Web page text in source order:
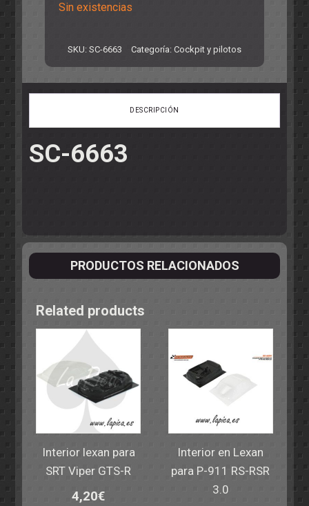
Sin existencias
SKU: SC-6663 Categoría: Cockpit y pilotos
DESCRIPCIÓN
SC-6663
PRODUCTOS RELACIONADOS
Related products
Interior lexan para
SRT Viper GTS-R
4,20€
Interior en Lexan
para P-911 RS-RSR
3.0